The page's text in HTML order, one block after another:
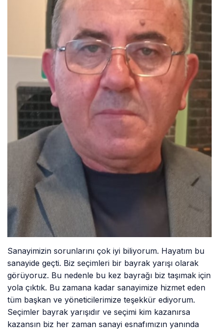
Sanayimizin sorunlarını çok iyi biliyorum. Hayatım bu
sanayide geçti. Biz seçimleri bir bayrak yarışı olarak
görüyoruz. Bu nedenle bu kez bayrağı biz taşımak için
yola çıktık. Bu zamana kadar sanayimize hizmet eden
tüm başkan ve yöneticilerimize teşekkür ediyorum.
Seçimler bayrak yarışıdır ve seçimi kim kazanırsa
kazansın biz her zaman sanayi esnafımızın yanında